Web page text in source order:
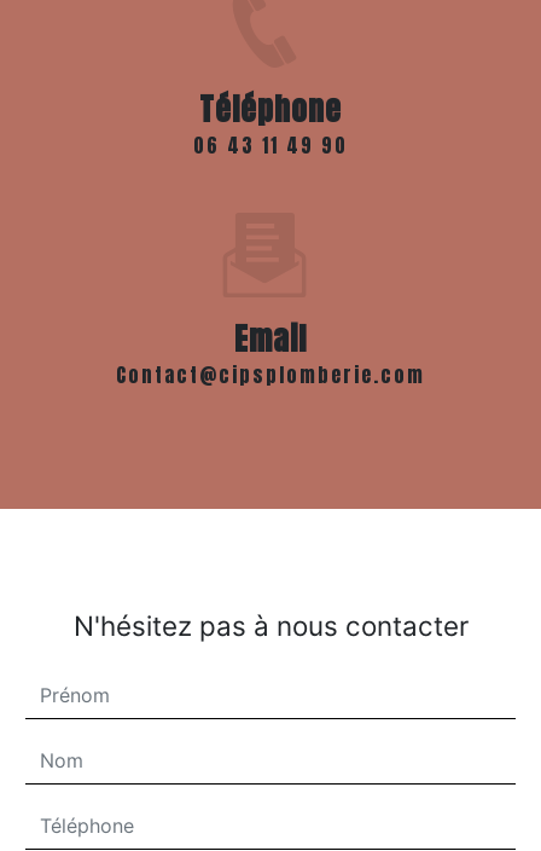
Téléphone
06 43 11 49 90
Email
contact@cipsplomberie.com
N'hésitez pas à nous contacter